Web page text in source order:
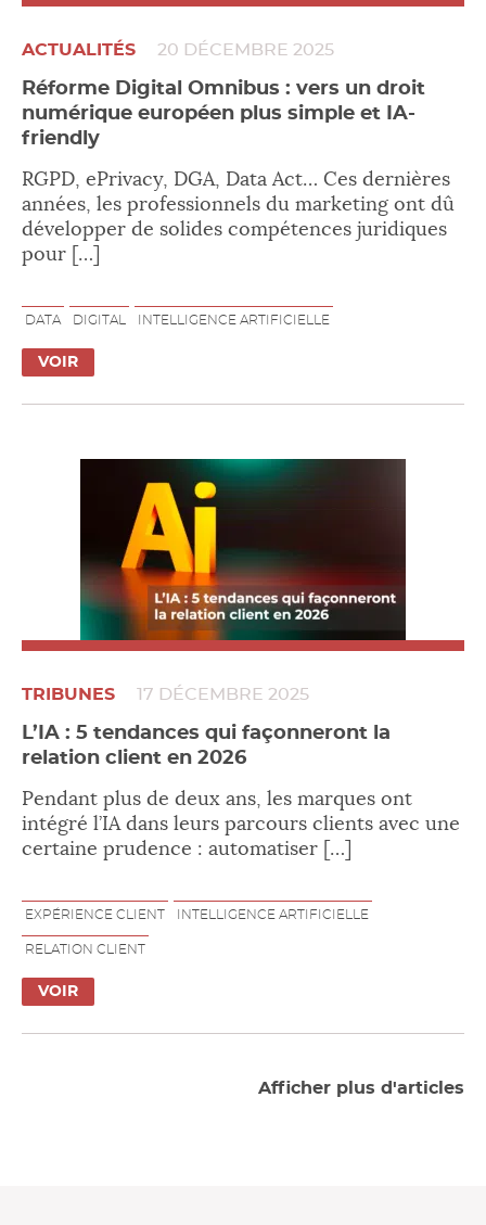
ACTUALITÉS 20 DÉCEMBRE 2025
Réforme Digital Omnibus : vers un droit
numérique européen plus simple et IA-
friendly
RGPD, ePrivacy, DGA, Data Act… Ces dernières
années, les professionnels du marketing ont dû
développer de solides compétences juridiques
pour […]
DATA DIGITAL INTELLIGENCE ARTIFICIELLE
VOIR
TRIBUNES 17 DÉCEMBRE 2025
L’IA : 5 tendances qui façonneront la
relation client en 2026
Pendant plus de deux ans, les marques ont
intégré l’IA dans leurs parcours clients avec une
certaine prudence : automatiser […]
EXPÉRIENCE CLIENT INTELLIGENCE ARTIFICIELLE
RELATION CLIENT
VOIR
Afficher plus d'articles